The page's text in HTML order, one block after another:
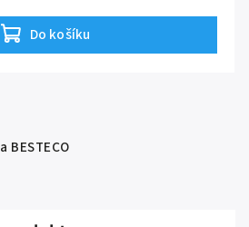
Do košíku
odpadní trubku o průměru 32mm.
BESTECO